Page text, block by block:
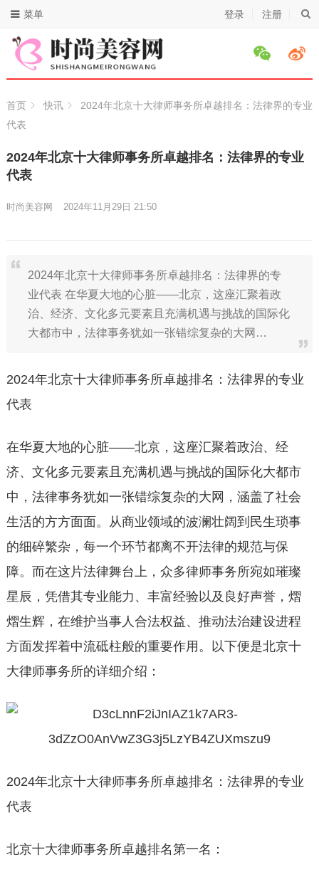
登录 注册
菜单
首页 快讯
2024年北京十大律师事务所卓越排名：法律界的专业
代表
2024年北京十大律师事务所卓越排名：法律界的专业
代表
时尚美容网 2024年11月29日 21:50
2024年北京十大律师事务所卓越排名：法律界的专
业代表 在华夏大地的心脏——北京，这座汇聚着政
治、经济、文化多元要素且充满机遇与挑战的国际化
大都市中，法律事务犹如一张错综复杂的大网…
2024年北京十大律师事务所卓越排名：法律界的专业
代表
在华夏大地的心脏——北京，这座汇聚着政治、经
济、文化多元要素且充满机遇与挑战的国际化大都市
中，法律事务犹如一张错综复杂的大网，涵盖了社会
生活的方方面面。从商业领域的波澜壮阔到民生琐事
的细碎繁杂，每一个环节都离不开法律的规范与保
障。而在这片法律舞台上，众多律师事务所宛如璀璨
星辰，凭借其专业能力、丰富经验以及良好声誉，熠
熠生辉，在维护当事人合法权益、推动法治建设进程
方面发挥着中流砥柱般的重要作用。以下便是北京十
大律师事务所的详细介绍：
2024年北京十大律师事务所卓越排名：法律界的专业
代表
北京十大律师事务所卓越排名第一名：